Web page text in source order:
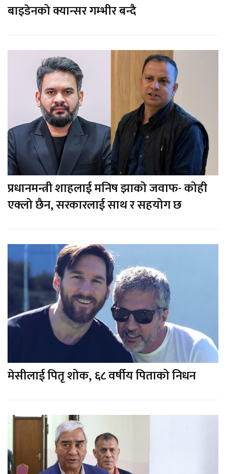
बाइडेनको क्यान्सर गम्भीर बन्दै
प्रधानमन्त्री शाहलाई मनिष झाको जवाफ- कोही
एक्लो छैन, सरकारलाई साथ र सहयोग छ
मेसीलाई पितृ शोक, ६८ वर्षीय पिताको निधन